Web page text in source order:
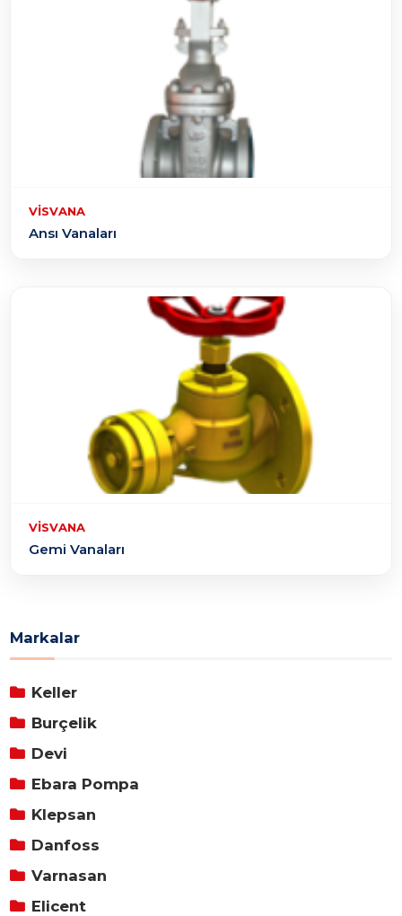
VISVANA
Ansı Vanaları
VISVANA
Gemi Vanaları
Markalar
Keller
Burçelik
Devi
Ebara Pompa
Klepsan
Danfoss
Varnasan
Elicent